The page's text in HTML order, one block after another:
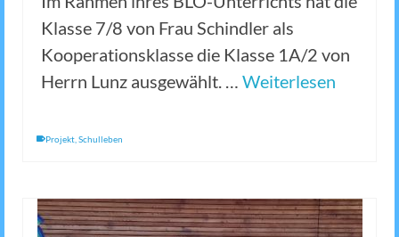
Klasse 7/8 von Frau Schindler als
Kooperationsklasse die Klasse 1A/2 von
Herrn Lunz ausgewählt. … Weiterlesen
Projekt Schulleben